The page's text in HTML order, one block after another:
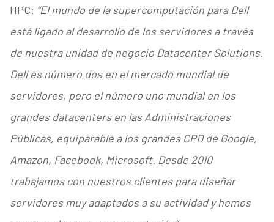
HPC: “El mundo de la supercomputación para Dell
está ligado al desarrollo de los servidores a través
de nuestra unidad de negocio Datacenter Solutions.
Dell es número dos en el mercado mundial de
servidores, pero el número uno mundial en los
grandes datacenters en las Administraciones
Públicas, equiparable a los grandes CPD de Google,
Amazon, Facebook, Microsoft. Desde 2010
trabajamos con nuestros clientes para diseñar
servidores muy adaptados a su actividad y hemos